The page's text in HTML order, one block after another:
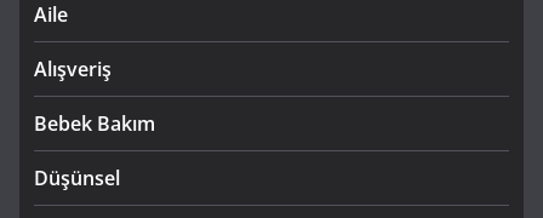
Aile
Alışveriş
Bebek Bakım
Düşünsel